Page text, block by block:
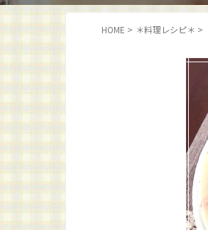
HOME > ＊料理レシピ＊ >